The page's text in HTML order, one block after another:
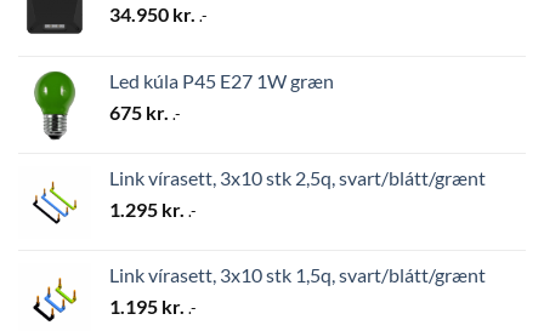
34.950 kr. .-
Led kúla P45 E27 1W græn
675 kr. .-
Link vírasett, 3x10 stk 2,5q, svart/blátt/grænt
1.295 kr. .-
Link vírasett, 3x10 stk 1,5q, svart/blátt/grænt
1.195 kr. .-